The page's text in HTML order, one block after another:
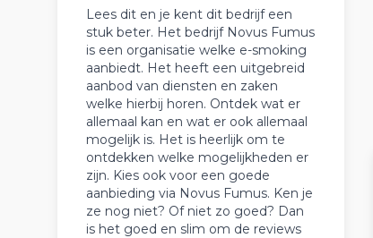
Lees dit en je kent dit bedrijf een
stuk beter. Het bedrijf Novus Fumus
is een organisatie welke e-smoking
aanbiedt. Het heeft een uitgebreid
aanbod van diensten en zaken
welke hierbij horen. Ontdek wat er
allemaal kan en wat er ook allemaal
mogelijk is. Het is heerlijk om te
ontdekken welke mogelijkheden er
zijn. Kies ook voor een goede
aanbieding via Novus Fumus. Ken je
ze nog niet? Of niet zo goed? Dan
is het goed en slim om de reviews